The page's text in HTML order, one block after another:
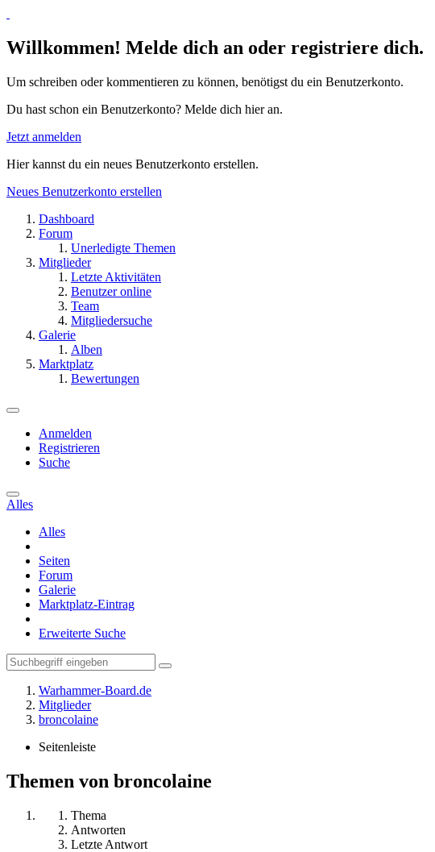
Willkommen! Melde dich an oder registriere dich.
Um schreiben oder kommentieren zu können, benötigst du ein Benutzerkonto.
Du hast schon ein Benutzerkonto? Melde dich hier an.
Jetzt anmelden
Hier kannst du ein neues Benutzerkonto erstellen.
Neues Benutzerkonto erstellen
Dashboard
Forum
Unerledigte Themen
Mitglieder
Letzte Aktivitäten
Benutzer online
Team
Mitgliedersuche
Galerie
Alben
Marktplatz
Bewertungen
Anmelden
Registrieren
Suche
Alles
Alles
Seiten
Forum
Galerie
Marktplatz-Eintrag
Erweiterte Suche
Warhammer-Board.de
Mitglieder
broncolaine
Seitenleiste
Themen von broncolaine
Thema
Antworten
Letzte Antwort